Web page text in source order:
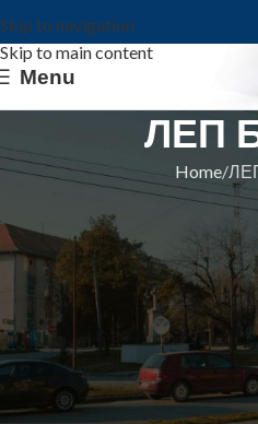
Skip to navigation
Skip to main content
Menu
ЛЕП
Home
Лице задужено за попуњавање
Министарством Рударства и
Општинска управа Ковин
тел. 064-8641627,
Е-маил: